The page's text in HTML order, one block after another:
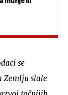
se
Zemlju slale